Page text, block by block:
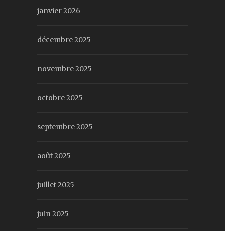
janvier 2026
décembre 2025
novembre 2025
octobre 2025
septembre 2025
août 2025
juillet 2025
juin 2025